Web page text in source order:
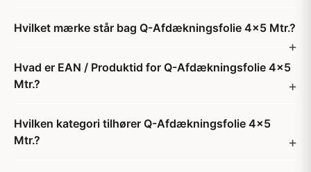
Hvilket mærke står bag Q-Afdækningsfolie 4x5 Mtr.?
Hvad er EAN / Produktid for Q-Afdækningsfolie 4x5
Mtr.?
Hvilken kategori tilhører Q-Afdækningsfolie 4x5
Mtr.?